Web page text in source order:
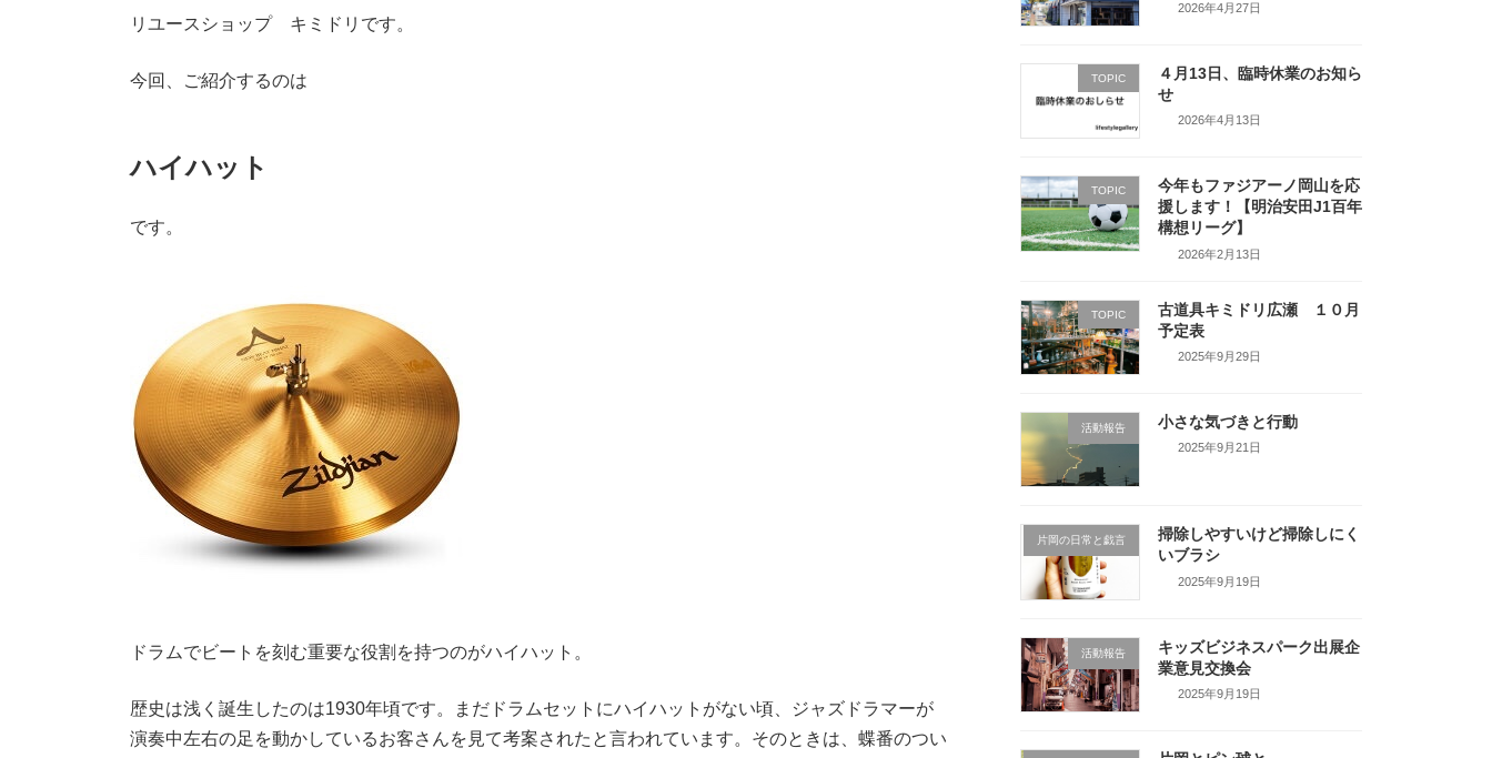
リユースショップ キミドリです。
今回、ご紹介するのは
ハイハット
です。
ドラムでビートを刻む重要な役割を持つのがハイハット。
歴史は浅く誕生したのは1930年頃です。まだドラムセットにハイハットがない頃、ジャズドラマーが
演奏中左右の足を動かしているお客さんを見て考案されたと言われています。そのときは、蝶番のつい
2026年4月27日
TOPIC
４月13日、臨時休業のお知ら
せ
2026年4月13日
TOPIC
今年もファジアーノ岡山を応
援します！【明治安田J1百年
構想リーグ】
2026年2月13日
TOPIC
古道具キミドリ広瀬 １０月
予定表
2025年9月29日
活動報告 小さな気づきと行動
2025年9月21日
片岡の日常と戯言
掃除しやすいけど掃除しにく
いブラシ
2025年9月19日
活動報告
キッズビジネスパーク出展企
業意見交換会
2025年9月19日